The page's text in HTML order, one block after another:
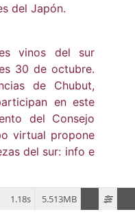
del Japón.
vinos del sur
30 de octubre.
de Chubut,
en este
del Consejo
virtual propone
del sur: info e
5.513MB
1.18s